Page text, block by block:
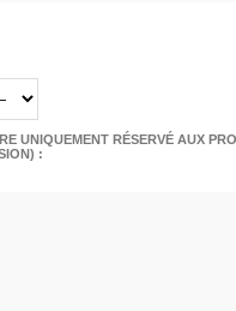
UNIQUEMENT RÉSERVÉ AUX
: